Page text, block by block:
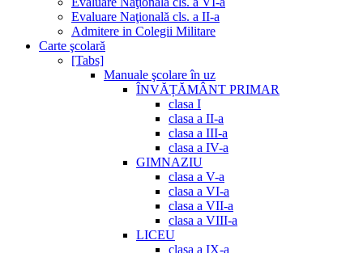
Evaluare Naţională cls. a II-a
Admitere in Colegii Militare
Carte şcolară
[Tabs]
Manuale şcolare în uz
ÎNVĂȚĂMÂNT PRIMAR
clasa I
clasa a II-a
clasa a III-a
clasa a IV-a
GIMNAZIU
clasa a V-a
clasa a VI-a
clasa a VII-a
clasa a VIII-a
LICEU
clasa a IX-a